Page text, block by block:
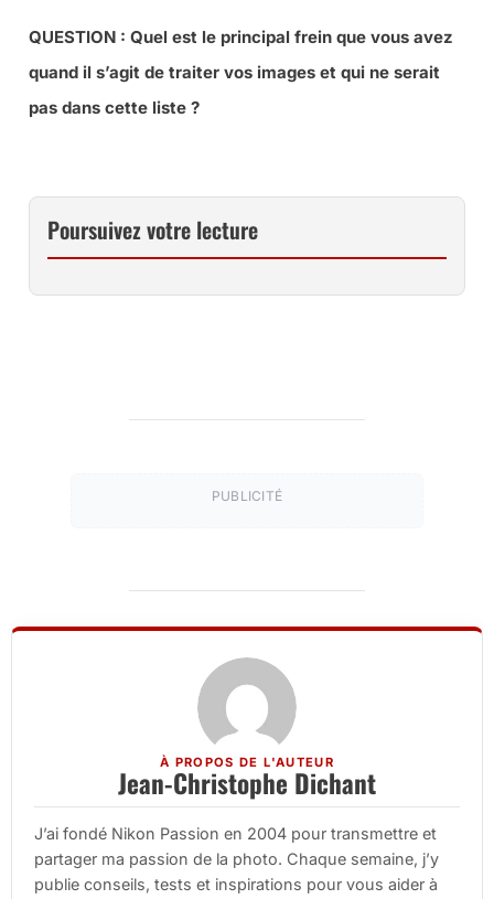
QUESTION : Quel est le principal frein que vous avez
quand il s’agit de traiter vos images et qui ne serait
pas dans cette liste ?
Poursuivez votre lecture
PUBLICITÉ
À PROPOS DE L'AUTEUR
Jean-Christophe Dichant
J’ai fondé Nikon Passion en 2004 pour transmettre et
partager ma passion de la photo. Chaque semaine, j’y
publie conseils, tests et inspirations pour vous aider à